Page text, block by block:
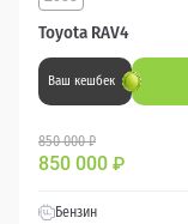
Toyota RAV4
Ваш кешбек
850 000 ₽
850 000 ₽
Бензин